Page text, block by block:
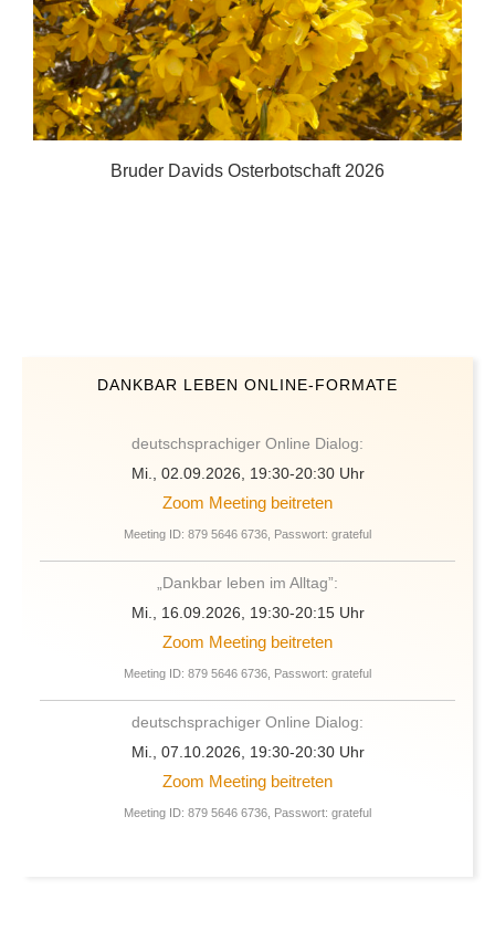
Friedensmeditation mit Bruder David vom 24.04.2022
DANKBAR LEBEN ONLINE-FORMATE
deutschsprachiger Online Dialog:
Mi., 02.09.2026, 19:30-20:30 Uhr
Zoom Meeting beitreten
Meeting ID: 879 5646 6736, Passwort: grateful
„Dankbar leben im Alltag”:
Mi., 16.09.2026, 19:30-20:15 Uhr
Zoom Meeting beitreten
Meeting ID: 879 5646 6736, Passwort: grateful
deutschsprachiger Online Dialog:
Mi., 07.10.2026, 19:30-20:30 Uhr
Zoom Meeting beitreten
Meeting ID: 879 5646 6736, Passwort: grateful